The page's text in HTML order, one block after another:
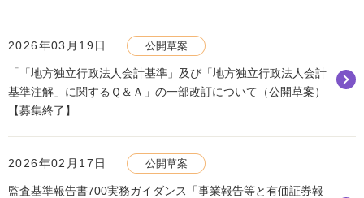
2026年03月19日 公開草案
「「地方独立行政法人会計基準」及び「地方独立行政法人会計
基準注解」に関するＱ＆Ａ」の一部改訂について（公開草案）
【募集終了】
2026年02月17日 公開草案
監査基準報告書700実務ガイダンス「事業報告等と有価証券報